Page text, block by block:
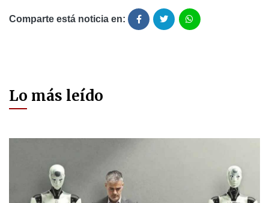
Comparte está noticia en:
Lo más leído